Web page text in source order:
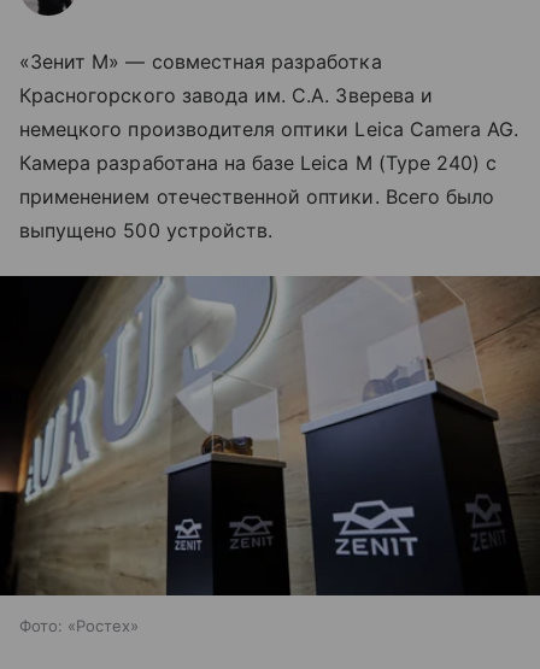
«Зенит М» — совместная разработка
Красногорского завода им. С.А. Зверева и
немецкого производителя оптики Leica Camera AG.
Камера разработана на базе Leica M (Type 240) с
применением отечественной оптики. Всего было
выпущено 500 устройств.
Фото: «Ростех»